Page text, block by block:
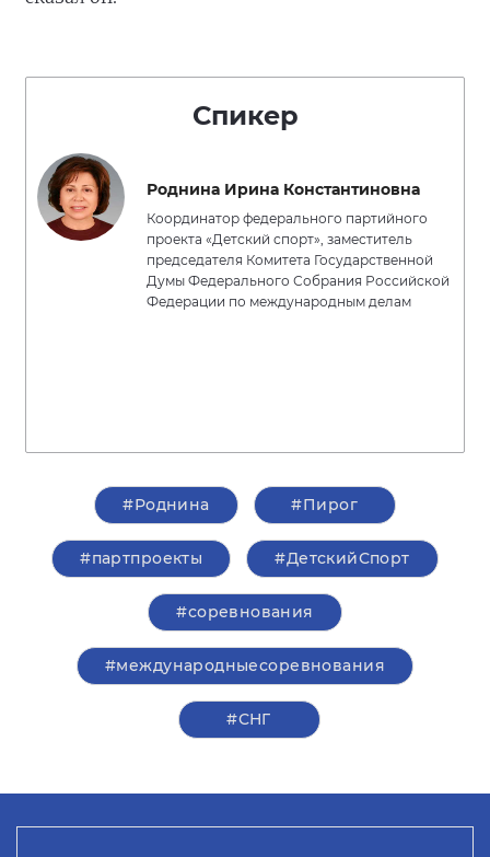
Спикер
Роднина Ирина Константиновна
Координатор федерального партийного
проекта «Детский спорт», заместитель
председателя Комитета Государственной
Думы Федерального Собрания Российской
Федерации по международным делам
#Роднина #Пирог
#партпроекты #ДетскийСпорт
#соревнования
#международныесоревнования
#СНГ